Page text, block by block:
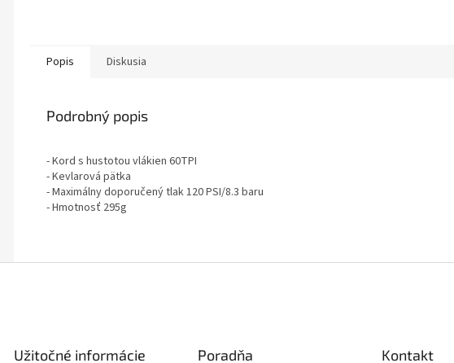
Popis Diskusia
Podrobný popis
- Kord s hustotou vlákien 60TPI
- Kevlarová pätka
- Maximálny doporučený tlak 120 PSI/8.3 baru
- Hmotnosť 295g
Užitočné informácie Poradňa Kontakt